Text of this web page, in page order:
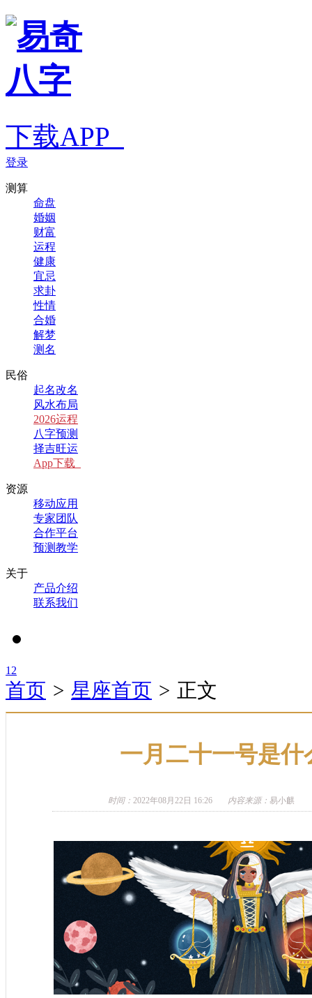
下载APP
登录
测算
命盘
婚姻
财富
运程
健康
宜忌
求卦
性情
合婚
解梦
测名
民俗
起名改名
风水布局
2026运程
八字预测
择吉旺运
App下载
资源
移动应用
专家团队
合作平台
预测教学
关于
产品介绍
联系我们
1 2
首页 > 星座首页 > 正文
一月二十一号是什
时间： 2022年08月22日 16:26 内容来源： 易小麒